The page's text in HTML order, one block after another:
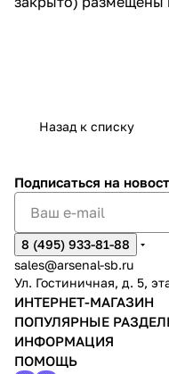
Назад к списку
Подписаться на
8 (495) 933-81-88
sales@arsenal-sb.ru
Ул. Гостиничная, д. 5,
ИНТЕРНЕТ-МАГАЗИН
ПОПУЛЯРНЫЕ
ИНФОРМАЦИЯ
ПОМОЩЬ